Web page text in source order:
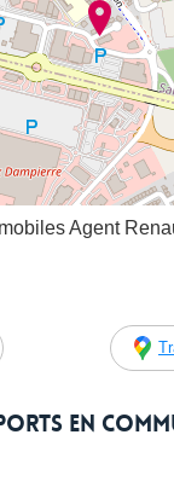
Agent
en